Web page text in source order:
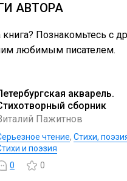
АВТОРА
книга? Познакомьтесь с
любимым писателем.
акварель.
сборник
Пажитнов
чтение, Cтихи,
и поэзия
0
0